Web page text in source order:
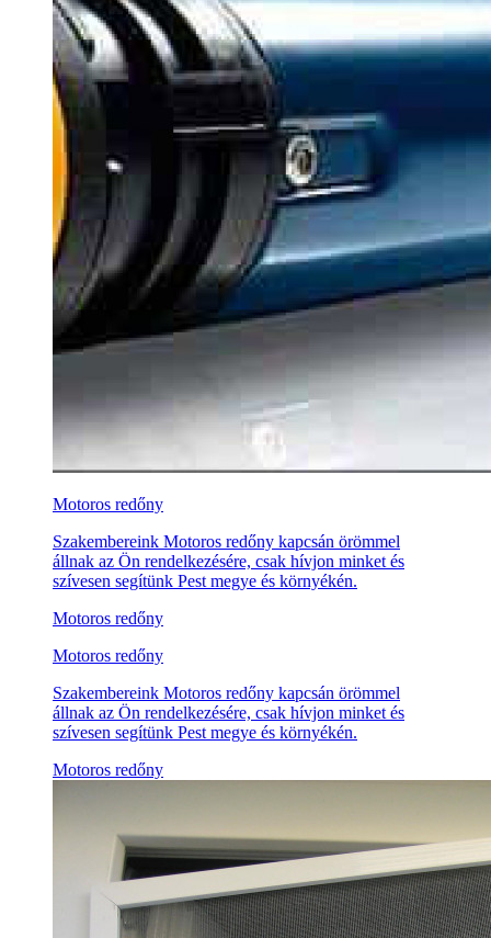
Motoros redőny
Szakembereink Motoros redőny kapcsán örömmel
állnak az Ön rendelkezésére, csak hívjon minket és
szívesen segítünk Pest megye és környékén.
Motoros redőny
Motoros redőny
Szakembereink Motoros redőny kapcsán örömmel
állnak az Ön rendelkezésére, csak hívjon minket és
szívesen segítünk Pest megye és környékén.
Motoros redőny